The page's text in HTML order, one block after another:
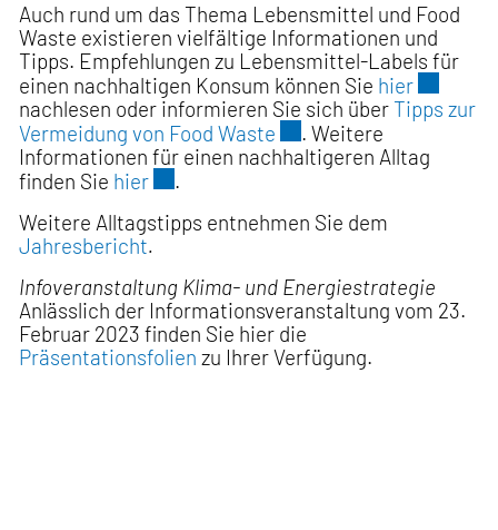
Auch rund um das Thema Lebensmittel und Food
Waste existieren vielfältige Informationen und
Tipps. Empfehlungen zu Lebensmittel-Labels für
einen nachhaltigen Konsum können Sie hier
nachlesen oder informieren Sie sich über Tipps zur
Vermeidung von Food Waste Externer Link wird in
. Weitere
Informationen für einen nachhaltigeren Alltag
finden Sie hier Externer Link wird in einem neuen
.
Weitere Alltagstipps entnehmen Sie dem
Jahresbericht.
Infoveranstaltung Klima- und Energiestrategie
Anlässlich der Informationsveranstaltung vom 23.
Februar 2023 finden Sie hier die
Präsentationsfolien zu Ihrer Verfügung.